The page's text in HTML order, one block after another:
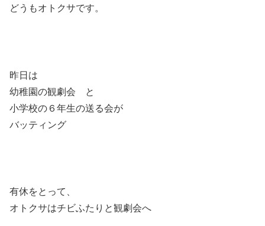
どうもオトクサです。
昨日は
幼稚園の観劇会 と
小学校の６年生の送る会が
バッティング
有休をとって、
オトクサはチビふたりと観劇会へ